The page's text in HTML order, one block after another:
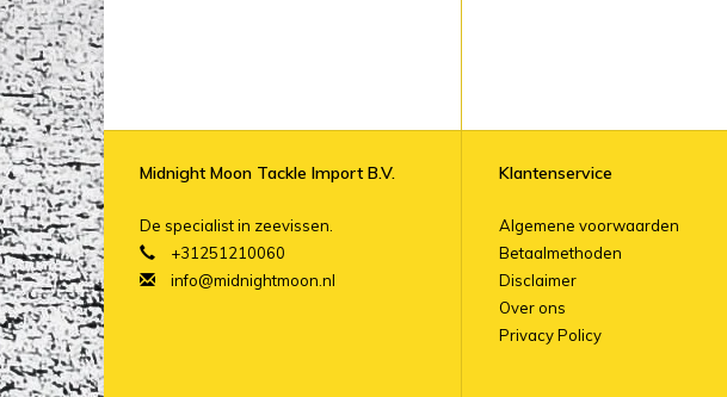
Midnight Moon Tackle Import B.V.
De specialist in zeevissen.
+31251210060
info@midnightmoon.nl
Klantenservice
Algemene voorwaarden
Betaalmethoden
Disclaimer
Over ons
Privacy Policy